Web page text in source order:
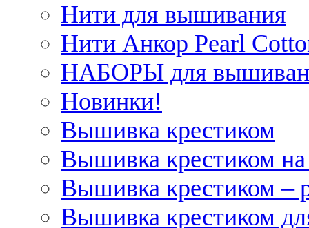
Нити для вышивания
Нити Анкор Pearl
НАБОРЫ для
Новинки!
Вышивка крестиком
Вышивка крестиком
Вышивка крестиком –
Вышивка крестиком